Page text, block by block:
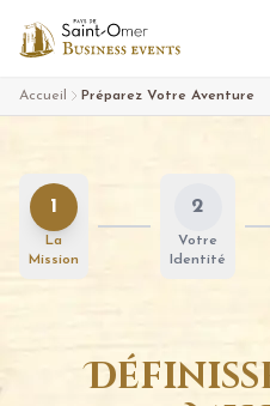
Accueil Préparez Votre Aventure
1
La
Mission
2
Votre
Identité